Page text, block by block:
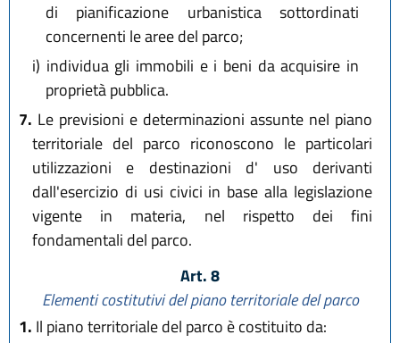
di pianificazione urbanistica sottordinati
concernenti le aree del parco;
i) individua gli immobili e i beni da acquisire in
proprietà pubblica.
7. Le previsioni e determinazioni assunte nel piano
territoriale del parco riconoscono le particolari
utilizzazioni e destinazioni d' uso derivanti
dall'esercizio di usi civici in base alla legislazione
vigente in materia, nel rispetto dei fini
fondamentali del parco.
Art. 8
Elementi costitutivi del piano territoriale del parco
1. Il piano territoriale del parco è costituito da: